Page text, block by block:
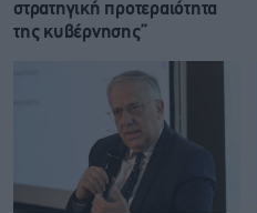
στρατηγική προτεραιότητα
της κυβέρνησης”